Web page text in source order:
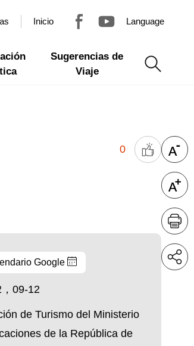
Inicio Language
Sugerencias de
Viaje
0
Google
09-12
de Turismo del Ministerio
de la República de